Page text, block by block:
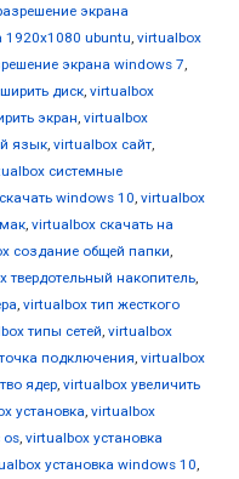
экрана
1920x1080 ubuntu, virtualbox
экрана windows 7,
диск, virtualbox
экран, virtualbox
язык, virtualbox сайт,
системные
windows 10, virtualbox
, virtualbox скачать на
создание общей папки,
твердотельный накопитель,
, virtualbox тип жесткого
типы сетей, virtualbox
подключения, virtualbox
ядер, virtualbox увеличить
установка, virtualbox
os, virtualbox установка
установка windows 10,